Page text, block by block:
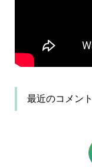
最近のコメント